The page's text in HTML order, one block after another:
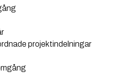
projektindelningar